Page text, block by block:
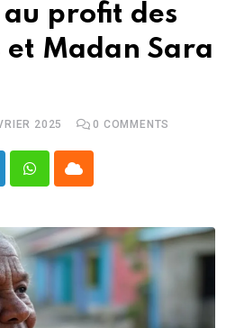
au profit des
Madan Sara
2025 0 COMMENTS
WhatsappCloud